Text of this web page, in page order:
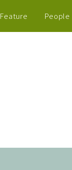
Feature People